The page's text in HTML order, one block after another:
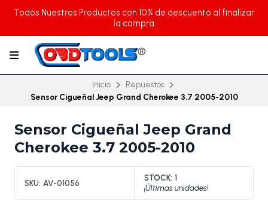
Todos Nuestros Productos con 10% de descuento al finalizar
la compra
Inicio
Repuestos
Sensor Cigueñal Jeep Grand Cherokee 3.7 2005-2010
Sensor Cigueñal Jeep Grand
Cherokee 3.7 2005-2010
SKU: AV-01056
STOCK: 1
¡Últimas unidades!